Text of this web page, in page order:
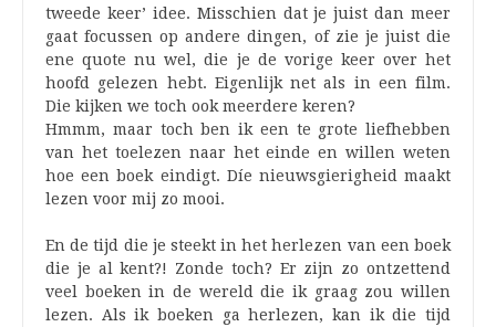
tweede keer’ idee. Misschien dat je juist dan meer
gaat focussen op andere dingen, of zie je juist die
ene quote nu wel, die je de vorige keer over het
hoofd gelezen hebt. Eigenlijk net als in een film.
Die kijken we toch ook meerdere keren?
Hmmm, maar toch ben ik een te grote liefhebben
van het toelezen naar het einde en willen weten
hoe een boek eindigt. Díe nieuwsgierigheid maakt
lezen voor mij zo mooi.
En de tijd die je steekt in het herlezen van een boek
die je al kent?! Zonde toch? Er zijn zo ontzettend
veel boeken in de wereld die ik graag zou willen
lezen. Als ik boeken ga herlezen, kan ik die tijd